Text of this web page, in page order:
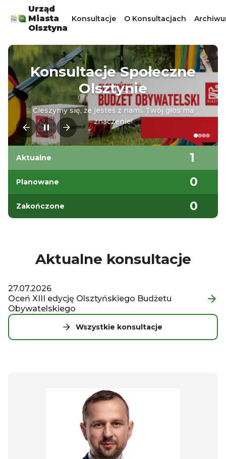
Urząd
Miasta
Olsztyna
Konsultacje O Konsultacjach
Konsultacje Społeczne
Olsztynie
Cieszymy się, że jesteś z nami. Twój głos ma
znaczenie!
Aktualne 1
Planowane 0
Zakończone 0
Aktualne konsultacje
27.07.2026
Oceń XIII edycję Olsztyńskiego Budżetu
Obywatelskiego
Wszystkie konsultacje